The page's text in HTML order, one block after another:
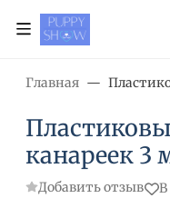
Главная
канареек 3
Добавить отзыв В